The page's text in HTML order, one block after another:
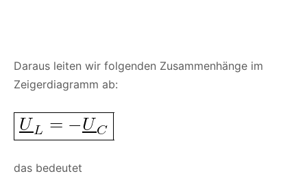
Daraus leiten wir folgenden Zusammenhänge im
Zeigerdiagramm ab:
das bedeutet